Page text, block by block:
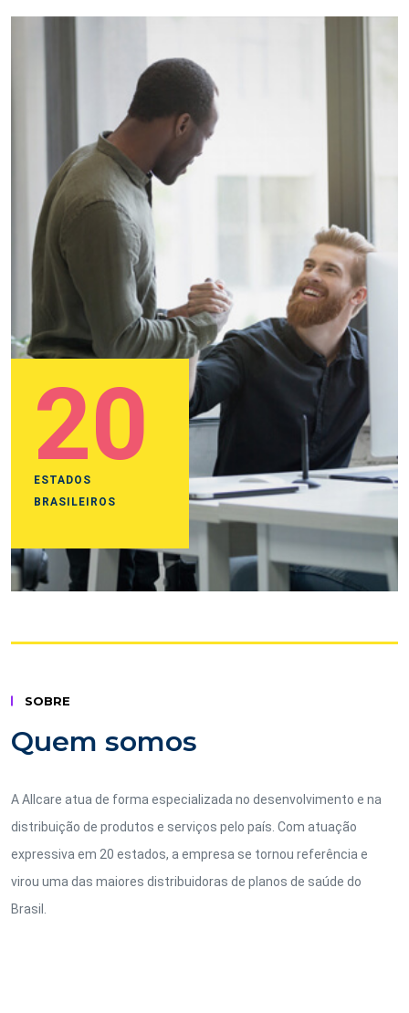
20
ESTADOS
BRASILEIROS
SOBRE
Quem somos
A Allcare atua de forma especializada no desenvolvimento e na
distribuição de produtos e serviços pelo país. Com atuação
expressiva em 20 estados, a empresa se tornou referência e
virou uma das maiores distribuidoras de planos de saúde do
Brasil.